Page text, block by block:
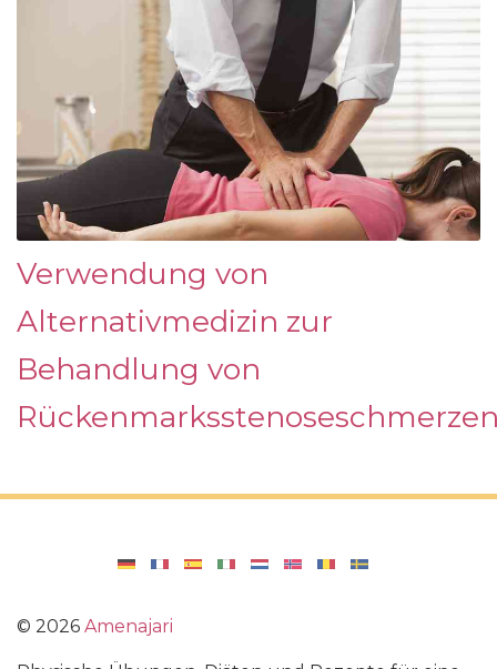
Verwendung von
Alternativmedizin zur
Behandlung von
© 2026 Amenajari